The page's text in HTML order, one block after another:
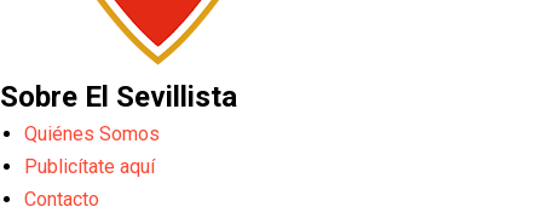
Sobre El Sevillista
Quiénes Somos
Publicítate aquí
Contacto